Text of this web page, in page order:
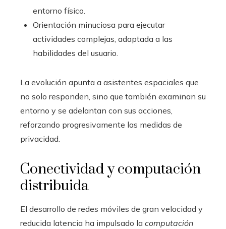
entorno físico.
Orientación minuciosa para ejecutar
actividades complejas, adaptada a las
habilidades del usuario.
La evolución apunta a asistentes espaciales que
no solo responden, sino que también examinan su
entorno y se adelantan con sus acciones,
reforzando progresivamente las medidas de
privacidad.
Conectividad y computación
distribuida
El desarrollo de redes móviles de gran velocidad y
reducida latencia ha impulsado la computación